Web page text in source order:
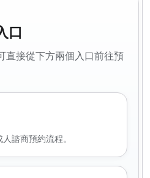
口
直接從下方兩個入口前往預
諮商預約流程。